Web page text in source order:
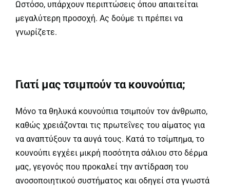
Ωστόσο, υπάρχουν περιπτώσεις όπου απαιτείται
μεγαλύτερη προσοχή. Ας δούμε τι πρέπει να
γνωρίζετε.
Γιατί μας τσιμπούν τα κουνούπια;
Μόνο τα θηλυκά κουνούπια τσιμπούν τον άνθρωπο,
καθώς χρειάζονται τις πρωτεΐνες του αίματος για
να αναπτύξουν τα αυγά τους. Κατά το τσίμπημα, το
κουνούπι εγχέει μικρή ποσότητα σάλιου στο δέρμα
μας, γεγονός που προκαλεί την αντίδραση του
ανοσοποιητικού συστήματος και οδηγεί στα γνωστά